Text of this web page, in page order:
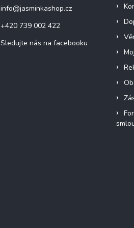
info@jasminkashop.cz
+420 739 002 422
Sledujte nás na facebooku